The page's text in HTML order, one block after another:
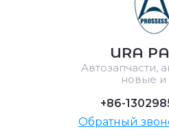
URA
Автозапчасти,
новые и
+86-
Обратный